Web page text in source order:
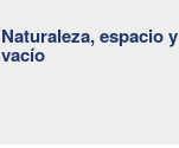
Naturaleza, espacio y
vacío